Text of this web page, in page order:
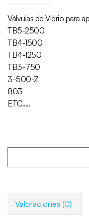
Válvulas de Vidrio para
TB5-2500
TB4-1500
TB4-1250
TB3-750
3-500-Z
803
ETC…..
Valoraciones (0)